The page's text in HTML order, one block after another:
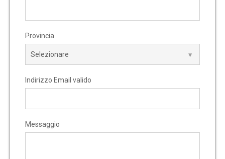
Provincia
Indirizzo Email valido
Messaggio